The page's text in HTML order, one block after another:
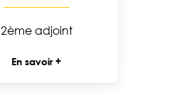
2ème adjoint
En savoir +